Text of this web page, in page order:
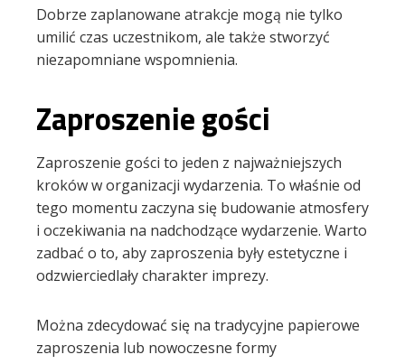
Dobrze zaplanowane atrakcje mogą nie tylko
umilić czas uczestnikom, ale także stworzyć
niezapomniane wspomnienia.
Zaproszenie gości
Zaproszenie gości to jeden z najważniejszych
kroków w organizacji wydarzenia. To właśnie od
tego momentu zaczyna się budowanie atmosfery
i oczekiwania na nadchodzące wydarzenie. Warto
zadbać o to, aby zaproszenia były estetyczne i
odzwierciedlały charakter imprezy.
Można zdecydować się na tradycyjne papierowe
zaproszenia lub nowoczesne formy